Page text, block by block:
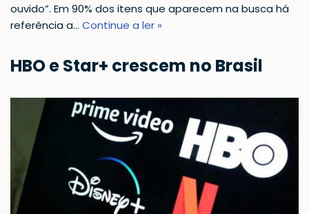
ouvido”. Em 90% dos itens que aparecem na busca há
referência a… Continue a ler »
HBO e Star+ crescem no Brasil